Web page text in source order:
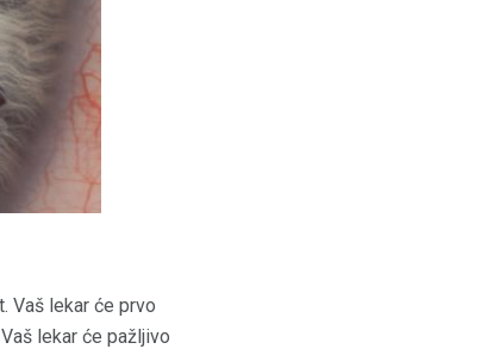
Vaš lekar će prvo
lekar će pažljivo